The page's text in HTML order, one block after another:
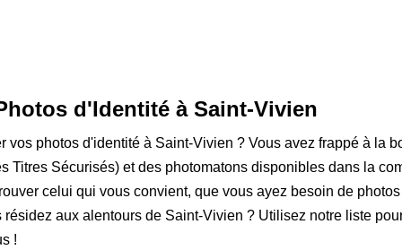
d'Identité à Saint-Vivien
vos photos d'identité à Saint-Vivien ? Vous avez frappé à la
Titres Sécurisés) et des photomatons disponibles dans la
celui qui vous convient, que vous ayez besoin de
aux alentours de Saint-Vivien ? Utilisez notre liste
!